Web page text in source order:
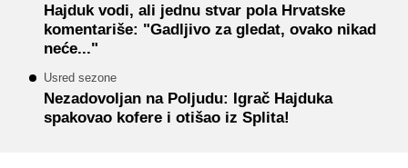
Hajduk vodi, ali jednu stvar pola Hrvatske
komentariše: "Gadljivo za gledat, ovako nikad
neće..."
Usred sezone
Nezadovoljan na Poljudu: Igrač Hajduka
spakovao kofere i otišao iz Splita!